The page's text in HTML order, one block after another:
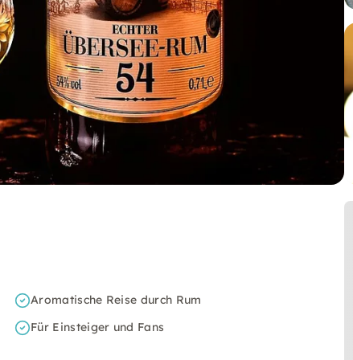
Aromatische Reise durch Rum
Für Einsteiger und Fans